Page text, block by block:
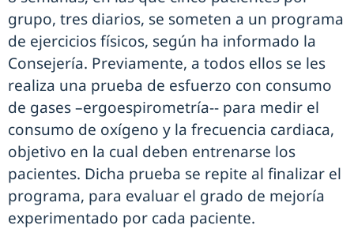
grupo, tres diarios, se someten a un programa
de ejercicios físicos, según ha informado la
Consejería. Previamente, a todos ellos se les
realiza una prueba de esfuerzo con consumo
de gases –ergoespirometría-- para medir el
consumo de oxígeno y la frecuencia cardiaca,
objetivo en la cual deben entrenarse los
pacientes. Dicha prueba se repite al finalizar el
programa, para evaluar el grado de mejoría
experimentado por cada paciente.